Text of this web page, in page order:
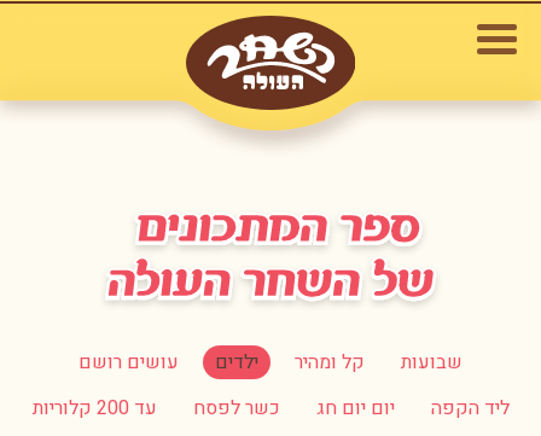
שבועות קל ומהיר ילדים
עושים רושם
ליד הקפה
יום יום חג כשר לפסח
עד 200 קלוריות